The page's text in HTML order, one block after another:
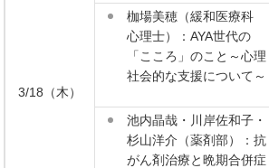
3/18（木）
枷場美穂（緩和医療科
心理士）：AYA世代の
「こころ」のこと～心理
社会的な支援について～
池内晶哉・川岸佐和子・
杉山洋介（薬剤部）：抗
がん剤治療と晩期合併症